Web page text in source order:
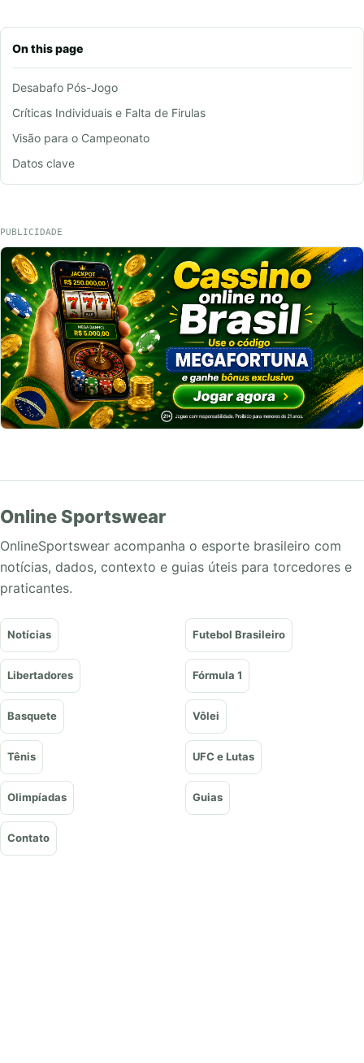
On this page
Desabafo Pós-Jogo
Críticas Individuais e Falta de Firulas
Visão para o Campeonato
Datos clave
PUBLICIDADE
Online Sportswear
OnlineSportswear acompanha o esporte brasileiro com
notícias, dados, contexto e guias úteis para torcedores e
praticantes.
Notícias Futebol Brasileiro
Libertadores Fórmula 1
Basquete Vôlei
Tênis UFC e Lutas
Olimpíadas Guias
Contato